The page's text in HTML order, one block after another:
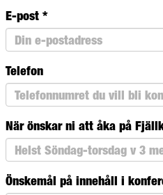
E-post *
Telefon
När önskar ni att åka på
Önskemål på innehåll i